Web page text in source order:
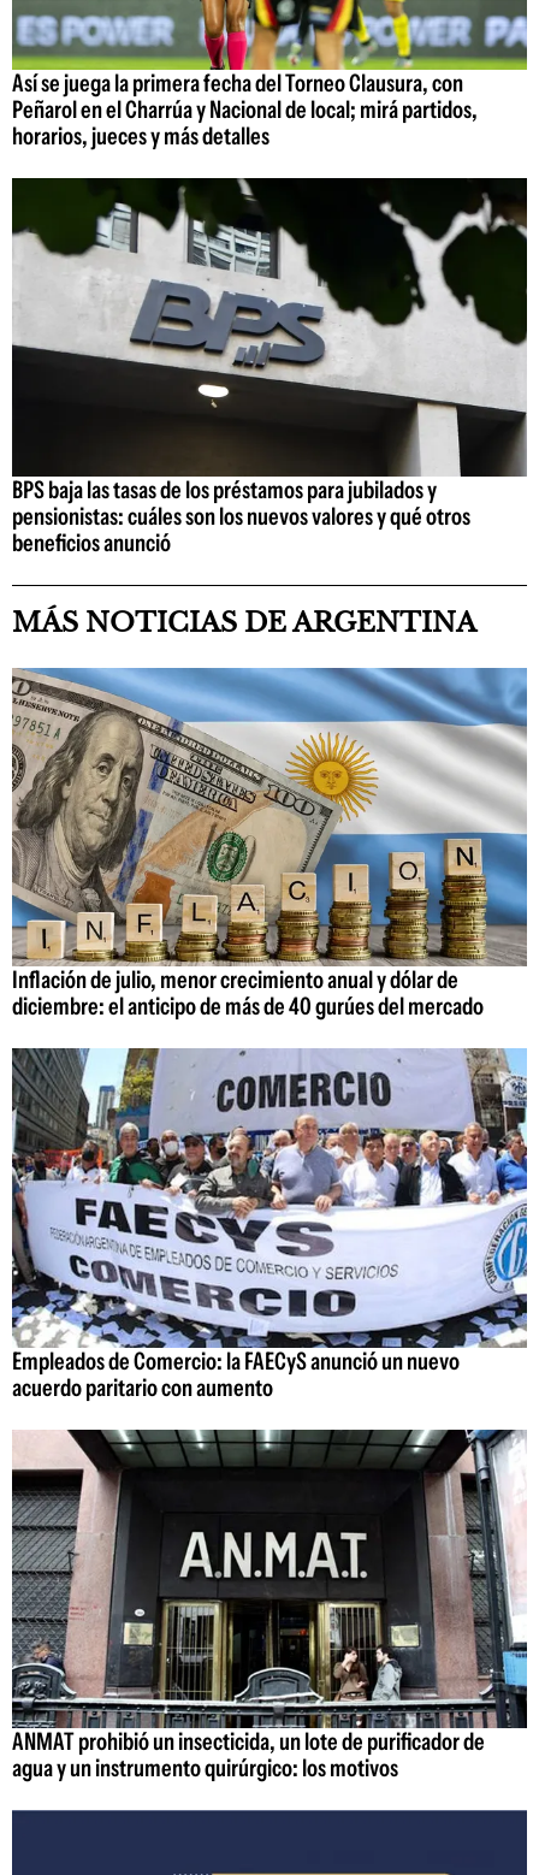
Así se juega la primera fecha del Torneo Clausura, con
Peñarol en el Charrúa y Nacional de local; mirá partidos,
horarios, jueces y más detalles
BPS baja las tasas de los préstamos para jubilados y
pensionistas: cuáles son los nuevos valores y qué otros
beneficios anunció
MÁS NOTICIAS DE ARGENTINA
Inflación de julio, menor crecimiento anual y dólar de
diciembre: el anticipo de más de 40 gurúes del mercado
Empleados de Comercio: la FAECyS anunció un nuevo
acuerdo paritario con aumento
ANMAT prohibió un insecticida, un lote de purificador de
agua y un instrumento quirúrgico: los motivos